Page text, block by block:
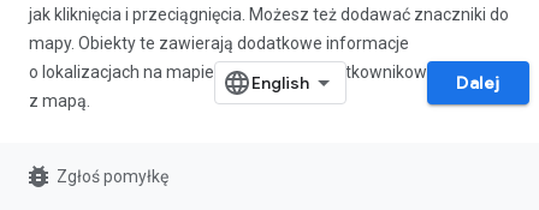
jak kliknięcia i przeciągnięcia. Możesz też dodawać znaczniki do
mapy. Obiekty te zawierają dodatkowe informacje
o lokalizacjach na mapie i umożliwiają użytkownikowi interakcję
z mapą.
Dalej
bug_report Zgłoś pomyłkę